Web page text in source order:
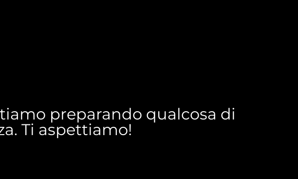
preparando qualcosa di
Ti aspettiamo!